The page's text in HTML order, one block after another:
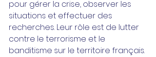
pour gérer la crise, observer les
situations et effectuer des
recherches. Leur rôle est de lutter
contre le terrorisme et le
banditisme sur le territoire français.